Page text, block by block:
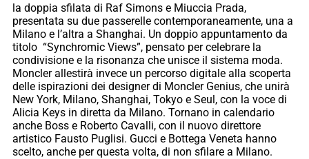
la doppia sfilata di Raf Simons e Miuccia Prada,
presentata su due passerelle contemporaneamente, una a
Milano e l’altra a Shanghai. Un doppio appuntamento da
titolo “Synchromic Views”, pensato per celebrare la
condivisione e la risonanza che unisce il sistema moda.
Moncler allestirà invece un percorso digitale alla scoperta
delle ispirazioni dei designer di Moncler Genius, che unirà
New York, Milano, Shanghai, Tokyo e Seul, con la voce di
Alicia Keys in diretta da Milano. Tornano in calendario
anche Boss e Roberto Cavalli, con il nuovo direttore
artistico Fausto Puglisi. Gucci e Bottega Veneta hanno
scelto, anche per questa volta, di non sfilare a Milano.